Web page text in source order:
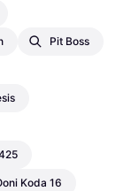
Pit Boss
Koda 16